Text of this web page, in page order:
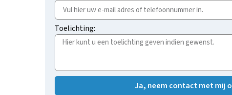
Toelichting:
Ja, neem contact met mij